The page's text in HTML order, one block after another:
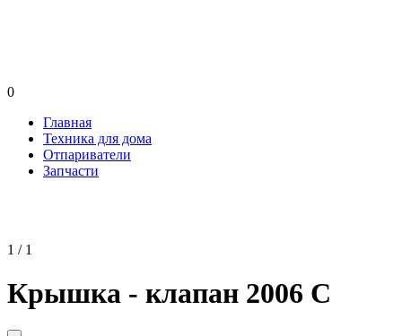
0
Главная
Техника для дома
Отпариватели
Запчасти
1 / 1
Крышка - клапан 2006 С